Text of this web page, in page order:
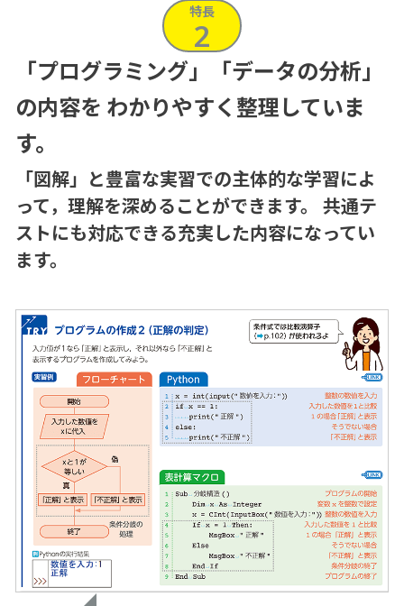
特長
2
「プログラミング」「データの分析」
の内容を わかりやすく整理していま
す。
「図解」と豊富な実習での主体的な学習によ
って，理解を深めることができます。
共通テ
ストにも対応できる充実した内容になってい
ます。